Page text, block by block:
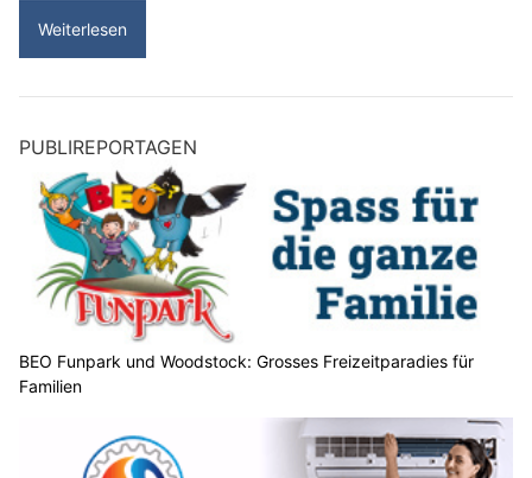
Weiterlesen
PUBLIREPORTAGEN
BEO Funpark und Woodstock: Grosses Freizeitparadies für
Familien